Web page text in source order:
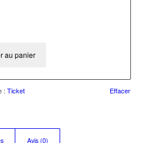
Effacer
au panier
: Ticket
Avis (0)